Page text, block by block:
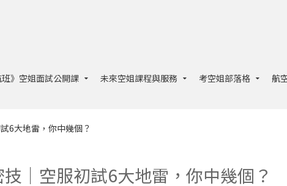
班》空姐面試公開課 未來空姐課程與服務 考空姐部落格 航
6大地雷，你中幾個？
｜空服初試6大地雷，你中幾個？